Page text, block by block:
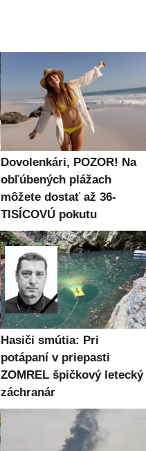
Dovolenkári, POZOR! Na
obľúbených plážach
môžete dostať až 36-
TISÍCOVÚ pokutu
Hasiči smútia: Pri
potápaní v priepasti
ZOMREL špičkový letecký
záchranár